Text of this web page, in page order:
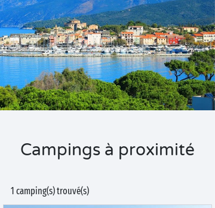
Campings à proximité
1 camping(s) trouvé(s)